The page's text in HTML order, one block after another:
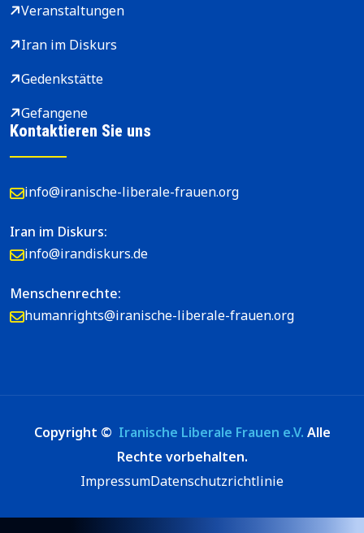
Veranstaltungen
Iran im Diskurs
Gedenkstätte
Gefangene
Kontaktieren Sie uns
info@iranische-liberale-frauen.org
Iran im Diskurs:
info@irandiskurs.de
Menschenrechte:
humanrights@iranische-liberale-frauen.org
Copyright © Iranische Liberale Frauen e.V. Alle
Rechte vorbehalten.
ImpressumDatenschutzrichtlinie